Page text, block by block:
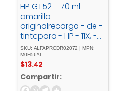
HP GT52 – 70 ml –
amarillo -
originalrecarga - de -
tintapara - HP - 11X, -
31X; - Deskjet - GT -
58XX; - Smart - Tank -
500, - 51X, - 530, -
6001, - 615, - 70XX, -
73XX, - 76XX
SKU: ALFAPRODR02072 | MPN:
M0H56AL
$13.42
Compartir: